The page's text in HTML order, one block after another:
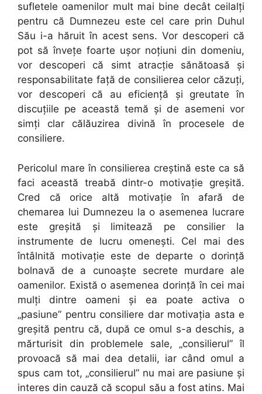
sufletele oamenilor mult mai bine decât ceilalţi
pentru că Dumnezeu este cel care prin Duhul
Său i-a hăruit în acest sens. Vor descoperi că
pot să înveţe foarte uşor noţiuni din domeniu,
vor descoperi că simt atracţie sănătoasă şi
responsabilitate faţă de consilierea celor căzuţi,
vor descoperi că au eficienţă şi greutate în
discuţiile pe această temă şi de asemeni vor
simţi clar călăuzirea divină în procesele de
consiliere.
Pericolul mare în consilierea creştină este ca să
faci această treabă dintr-o motivaţie greşită.
Cred că orice altă motivaţie în afară de
chemarea lui Dumnezeu la o asemenea lucrare
este greşită şi limitează pe consilier la
instrumente de lucru omeneşti. Cel mai des
întâlnită motivaţie este de departe o dorinţă
bolnavă de a cunoaşte secrete murdare ale
oamenilor. Există o asemenea dorinţă în cei mai
mulţi dintre oameni şi ea poate activa o
„pasiune” pentru consiliere dar motivaţia asta e
greşită pentru că, după ce omul s-a deschis, a
mărturisit din problemele sale, „consilierul” îl
provoacă să mai dea detalii, iar când omul a
spus cam tot, „consilierul” nu mai are pasiune şi
interes din cauză că scopul său a fost atins. Mai